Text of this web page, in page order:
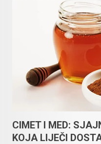
CIMET I MED:
KOJA LIJEČI